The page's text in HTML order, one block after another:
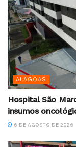
ALAGOAS
Hospital São
insumos
6 DE AGOSTO DE 2026